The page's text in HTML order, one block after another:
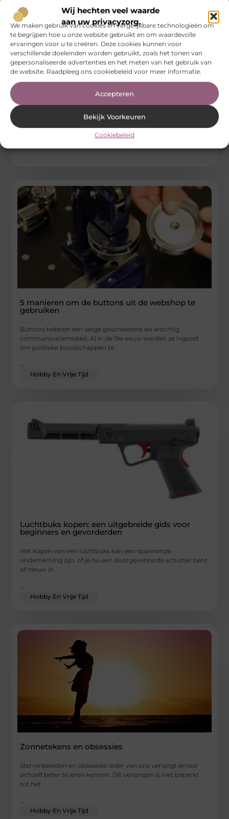
Wij hechten veel waarde
aan uw privacyzorg.
We maken gebruik van cookies en vergelijkbare technologieën om
te begrijpen hoe u onze website gebruikt en om waardevolle
ervaringen voor u te creëren. Deze cookies kunnen voor
verschillende doeleinden worden gebruikt, zoals het tonen van
gepersonaliseerde advertenties en het meten van het gebruik van
de website. Raadpleeg ons cookiebeleid voor meer informatie.
Accepteren
Bekijk Voorkeuren
Cookiebeleid
Workshops in Tilburg ontdekken als nieuwe
Wie op zoek is naar iets nieuws om de weekenden mee te
vullen, komt vaak uit bij dezelfde suggesties: sporten,
5 manieren om de buttons uit de webshop te
gebruiken
Buttons hebben een lange geschiedenis als krachtig
communicatiemiddel. Al in de 19e eeuw werden ze ingezet
om politieke boodschappen te
...
Hobby En Vrije Tijd
Luchtbuks kopen: een uitgebreide gids voor
beginners en gevorderden
Het kopen van een luchtbuks kan een spannende
onderneming zijn, of je nu een doorgewinterde schutter bent
of nieuw in
Hobby En Vrije Tijd
Zonnetekens en obsessies
Sterrenbeelden en obsessies Ieder van ons verlangt ernaar
zichzelf beter te leren kennen. Dit verlangen is niet beperkt
tot het
Hobby En Vrije Tijd